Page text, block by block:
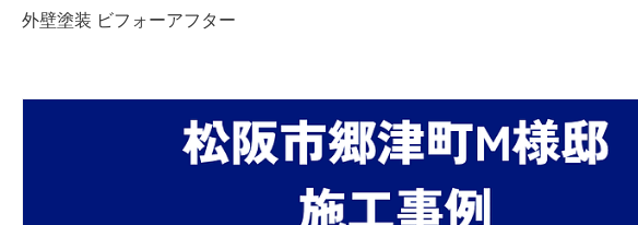
外壁塗装 ビフォーアフター